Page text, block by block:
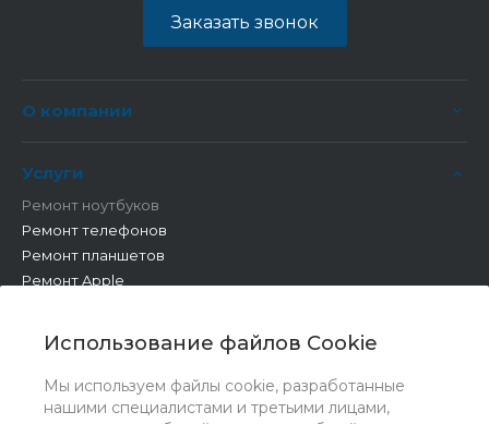
Использование файлов Cookie
Мы используем файлы cookie, разработанные
нашими специалистами и третьими лицами,
Заказать звонок
О компании
Услуги
Ремонт ноутбуков
Ремонт телефонов
Ремонт планшетов
Ремонт Apple